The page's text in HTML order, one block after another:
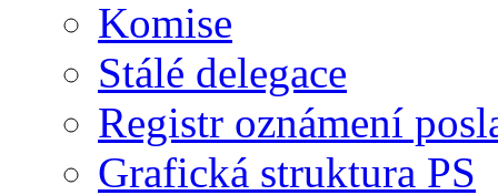
Komise
Stálé delegace
Registr oznámení
Grafická struktura PS